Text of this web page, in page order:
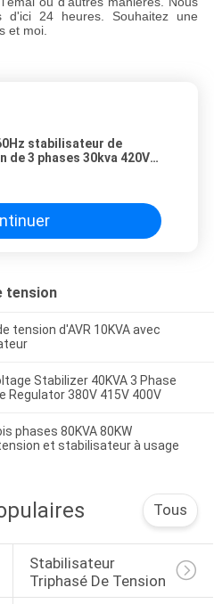
d'ici 24 heures. Souhaitez une
et moi.
stabilisateur de
de 3 phases 30kva 420V
tension
tension d'AVR 10KVA avec
Stabilizer 40KVA 3 Phase
Regulator 380V 415V 400V
phases 80KVA 80KW
et stabilisateur à usage
Tous
Stabilisateur
Triphasé De Tension